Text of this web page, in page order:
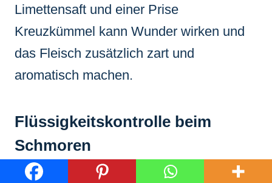
Limettensaft und einer Prise
Kreuzkümmel kann Wunder wirken und
das Fleisch zusätzlich zart und
aromatisch machen.
Flüssigkeitskontrolle beim
Schmoren
Beim langen Schmoren verdampft